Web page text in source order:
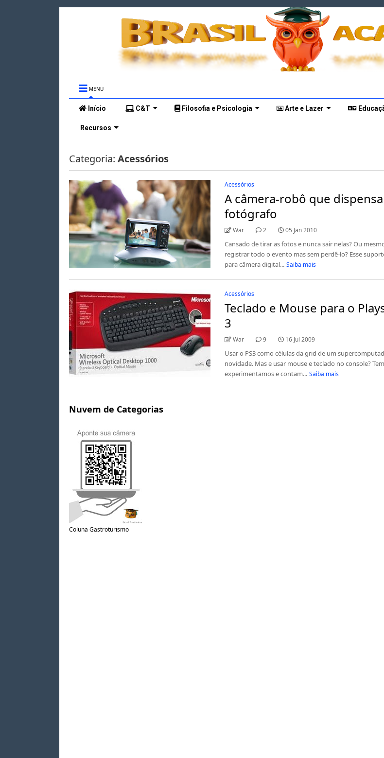
MENU
Início C&T Filosofia e Psicologia Arte e Lazer
Recursos
Categoria: Acessórios
Acessórios
A câmera-robô que
fotógrafo
War 2 05 Jan 2010
Cansado de tirar as fotos e nunca sair nelas? Ou
registrar todo o evento mas sem perdê-lo? Esse
para câmera digital... Saiba mais
Acessórios
Teclado e Mouse para o
3
War 9 16 Jul 2009
Usar o PS3 como células da grid de um
novidade. Mas e usar mouse e teclado no console?
experimentamos e contam... Saiba mais
Nuvem de Categorias
Coluna Gastroturismo